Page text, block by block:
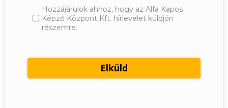
Hozzájárulok ahhoz, hogy az Alfa Kapos
Képző Központ Kft. hírlevelet küldjön
részemre.